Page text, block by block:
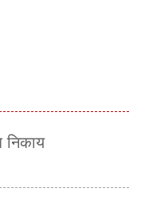
निकाय